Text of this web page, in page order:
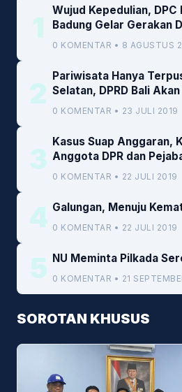
1
Wujud Kepedulian,
Badung Gelar Gerakan
0 KOMENTAR • 8 AGUSTUS
2
Pariwisata Hanya
Selatan, DPRD Bali
0 KOMENTAR • 23 JULI 2019
3
Kasus Suap Anggaran,
Anggota DPR dan
Kemenkeu
0 KOMENTAR • 22 JULI 2019
4 Galungan, Menuju
0 KOMENTAR • 22 JULI 2019
5 NU Meminta Pilkada
0 KOMENTAR • 21
SOROTAN KHUSUS